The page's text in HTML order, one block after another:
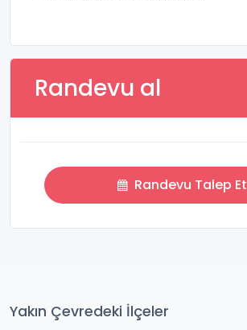
Randevu al
Randevu Talep Et
Yakın Çevredeki İlçeler